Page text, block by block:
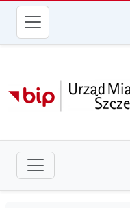
przejdź do